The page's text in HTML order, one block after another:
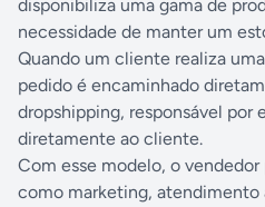
disponibiliza uma gama de
necessidade de manter um
Quando um cliente realiza
pedido é encaminhado
dropshipping, responsável por
diretamente ao cliente.
Com esse modelo, o
como marketing,